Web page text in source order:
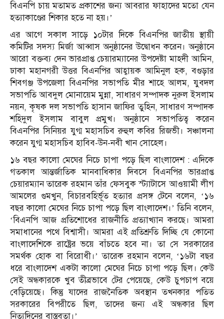
বিএনপি চায় মতামত প্রকাশের জন্য আবরার ফাহাদের মতো যেন
হত্যাকাণ্ডের শিকার হতে না হয়।’
এর আগে সকাল সাড়ে ১০টার দিকে বিএনপির জাতীয় স্থায়ী
কমিটির সদস্য মির্জা আব্বাস অনুষ্ঠানের উদ্বোধন করেন। অনুষ্ঠানে
আরো বক্তব্য দেন ভারপ্রাপ্ত চেয়ারম্যানের উপদেষ্টা মাহদী আমিন,
ঢাকা মহানগরী উত্তর বিএনপির আহ্বায়ক আমিনুল হক, বগুড়ার
শিবগঞ্জ উপজেলা বিএনপির সভাপতি মীর শাহে আলম, যুবদল
সভাপতি আবদুল মোনায়েম মুন্না, সাধারণ সম্পাদক নুরুল ইসলাম
নয়ন, কৃষক দল সভাপতি হাসান জাফির তুহিন, সাধারণ সম্পাদক
শহিদুল ইসলাম বাবুল প্রমুখ। অনুষ্ঠানে সভাপতিত্ব করেন
বিএনপির সিনিয়র যুগ্ম মহাসচিব রুহুল কবির রিজভী। সঞ্চালনা
করেন যুগ্ম মহাসচিব হাবিব-উন-নবী খান সোহেল।
১৬ বছর কালো মেঘের নিচে চাপা পড়ে ছিল বাংলাদেশ : এদিকে
গতকাল আন্তর্জাতিক মানবাধিকার দিবসে বিএনপির ভারপ্রাপ্ত
চেয়ারম্যান তারেক রহমান তাঁর ফেসবুক স্ট্যাটাসে আওয়ামী লীগ
আমলের গুমখুন, বিচারবহির্ভূত হত্যার প্রসঙ্গ টেনে বলেন, ‘১৬
বছর কালো মেঘের নিচে চাপা পড়ে ছিল বাংলাদেশ।’ তিনি বলেন,
‘বিএনপি আজ প্রতিশোধের রাজনীতি প্রত্যাখ্যান করছে। আমরা
সমাধানের পথে বিশ্বাসী। আমরা এই প্রতিশ্রুতি দিচ্ছি যে কোনো
বাংলাদেশিকে রাষ্ট্রের ভয়ে বাঁচতে হবে না। তা সে সরকারের
সমর্থক হোক বা বিরোধী।’ তারেক রহমান বলেন, ‘১৬টা বছর
ধরে বাংলাদেশ একটা কালো মেঘের নিচে চাপা পড়ে ছিল। কেউ
সেই অন্ধকারকে খুব তীব্রভাবে টের পেয়েছে, কেউ চুপচাপ বয়ে
বেড়িয়েছে। কিন্তু যাদের রাজনৈতিক অবস্থান তখনকার পতিত
সরকারের বিপরীতে ছিল, তাদের জন্য এই অন্ধকার ছিল
নিত্যদিনের বাস্তবতা।’